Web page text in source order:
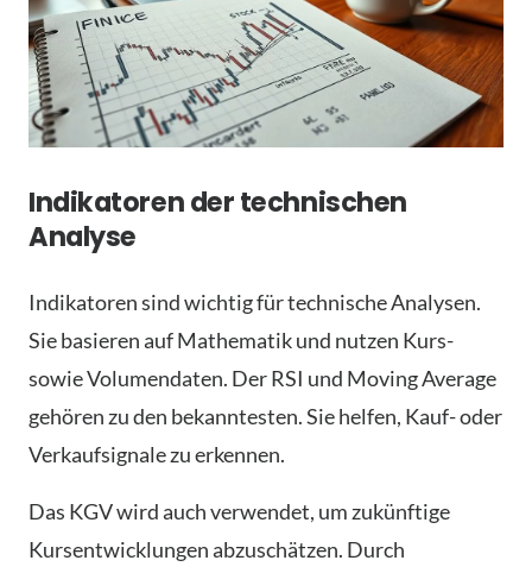
Indikatoren der technischen
Analyse
Indikatoren sind wichtig für technische Analysen.
Sie basieren auf Mathematik und nutzen Kurs-
sowie Volumendaten. Der RSI und Moving Average
gehören zu den bekanntesten. Sie helfen, Kauf- oder
Verkaufsignale zu erkennen.
Das KGV wird auch verwendet, um zukünftige
Kursentwicklungen abzuschätzen. Durch